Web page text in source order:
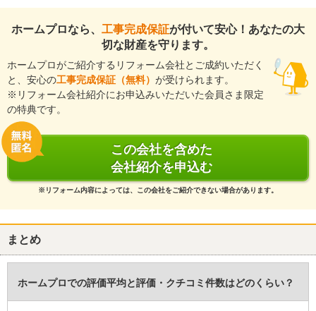
5
細かく説明してくれてこちらの要望もできるかぎり聞いてくれたの
この会社に決めた理由
ほかの会社より評価が高く、見積を早く出してくれたから。
リフォーム会社からの返答
最後に何度か手直しをさせていただくことになってしまい、ご迷惑
をお掛けしたにもかかわらず、最高の評価をいただきまして誠にあ
りがとうございます。
工事中は駐車場の件など、たくさんのご協力をいただきまして、と
ても助かりました。ありがとうございました。
今後ともどうぞよろしくお願いいたします。
建物のタイプ
： 戸建住宅
ホームプロなら、 工事完成保証が付いて安心！あなたの大
切な財産を守ります。
ホームプロがご紹介するリフォーム会社とご成約いただく
と、安心の工事完成保証（無料） が受けられます。
※リフォーム会社紹介にお申込みいただいた会員さま限定
の特典です。
この会社を含めた
会社紹介を申込む
※リフォーム内容によっては、この会社をご紹介できない場合があります。
まとめ
ホームプロでの評価平均と評価・クチコミ件数はどのくらい？